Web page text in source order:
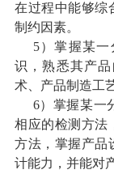
在过程中能够综
制约因素。
5）掌握某一
识，熟悉其产
术、产品制造工
6）掌握某一
相应的检测方法
方法，掌握产品
计能力，并能对